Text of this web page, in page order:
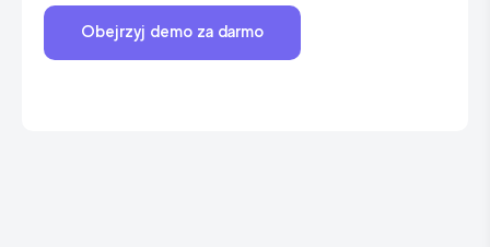
Obejrzyj demo za darmo